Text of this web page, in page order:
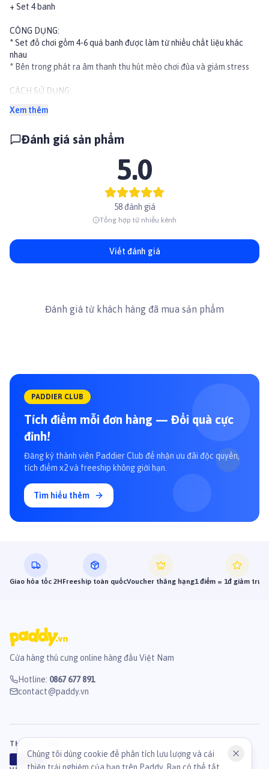
+ Set 4 banh
CÔNG DỤNG:
* Set đồ chơi gồm 4-6 quả banh được làm từ nhiều chất liệu khác
nhau
* Bên trong phát ra âm thanh thu hút mèo chơi đùa và giảm stress
CÁCH SỬ DỤNG:
* Kiểm tra trước khi cho mèo chơi.
CHÚ Ý:
* Nếu mèo vô tình nuốt phải, hãy đưa mèo đến ngay bác sĩ thú y gần
* Tránh không để bị ướt, vì có thể làm mất màu sản phẩm.
* Dùng phải khô lau sạch nếu bị bẩn.
* Không sử dụng nước nóng, thuốc tẩy, chất pha loãng xăng hoặc
#phukienchomeo #petshop #paddypetshop
Xem thêm
Đánh giá sản phẩm
5.0
58 đánh giá
Tổng hợp từ nhiều kênh
Viết đánh giá
Đánh giá từ khách hàng đã mua sản phẩm
PADDIER CLUB
Tích điểm mỗi đơn hàng — Đổi quà cực
đỉnh!
Đăng ký thành viên Paddier Club để nhận ưu đãi độc quyền,
tích điểm x2 và freeship không giới hạn.
Tìm hiểu thêm
Giao hỏa tốc 2HFreeship toàn quốcVoucher thăng hạng1 điểm = 1đ giảm trực
Cửa hàng thú cưng online hàng đầu Việt Nam
Hotline: 0867 677 891
contact@paddy.vn
THANH TOÁN
B
Chúng tôi dùng cookie để phân tích lưu lượng và cải